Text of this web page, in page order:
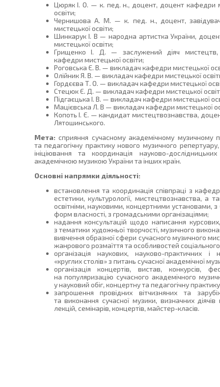
Цюряк І. О. — к. пед. н., доцент, доцент кафедри
освіти;
Чернишова А. М. — к. пед. н., доцент,
мистецької освіти;
Шинкарук І. В — народна артистка України,
мистецької освіти;
Грищенко І. Д. — заслужений діяч мистецтв,
кафедри мистецької освіти;
Роговська Є. В. — викладач кафедри мистецької
Олійник Я. В. — викладач кафедри мистецької
Гордєєва Т. О. — викладач кафедри мистецької
Стецюк Є. Д. — викладач кафедри мистецької
Підгаєцька І. В. — викладач кафедри мистецької
Мацієвська Л. В — викладач кафедри мистецької
Копоть І. Є. — кандидат мистецтвознавства,
Лятошинського.
Мета: сприяння сучасному академічному музичному
та педагогічну практику нового музичного
ініціювання та координація науково-
академічною музикою України та інших країн.
Основні напрямки діяльності:
встановлення та координація співпраці з
естетики, культурології, мистецтвознавства, а
освітніми, науковими, концертними установами, з
форм власності, з громадськими організаціями;
надання консультацій щодо написання
з тематики художньої творчості, музичного
вивчення образної сфери сучасного музичного
жанрового розмаїття та особливостей
організація наукових, науково-практичних і
«круглих столів» з питань сучасної академічної
організація концертів, вистав, конкурсів,
на популяризацію сучасного академічного
у науковий обіг, концертну та педагогічну
запрошення провідних вітчизняних та
та виконання сучасної музики, визначних
лекцій, семінарів, концертів, майстер-класів.